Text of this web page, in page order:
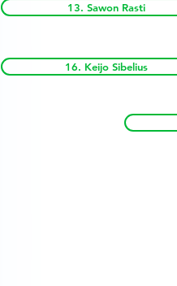
13. Sawon Rasti
16. Keijo Sibelius